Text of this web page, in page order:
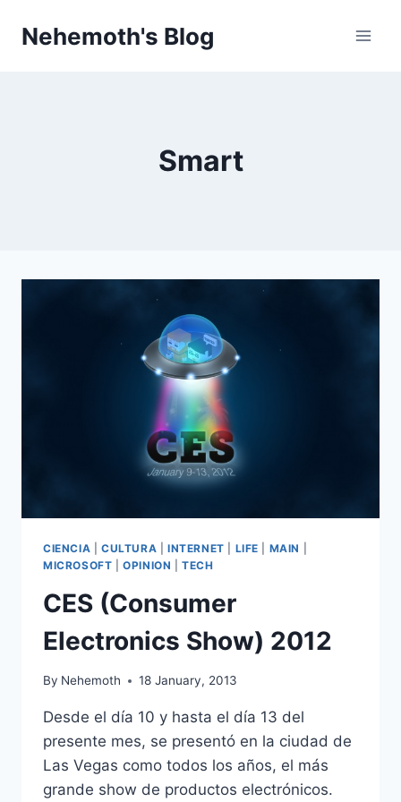
Nehemoth's Blog
Smart
CIENCIA CULTURA INTERNET LIFE MAIN
MICROSOFT |OPINION |TECH
CES (Consumer
Electronics Show) 2012
By Nehemoth 18 January, 2013
Desde el día 10 y hasta el día 13 del
presente mes, se presentó en la ciudad de
Las Vegas como todos los años, el más
grande show de productos electrónicos.